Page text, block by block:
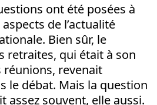
ont été posées à
de l’actualité
Bien sûr, le
retraites, qui était à son
réunions, revenait
le débat. Mais la question
assez souvent, elle aussi.